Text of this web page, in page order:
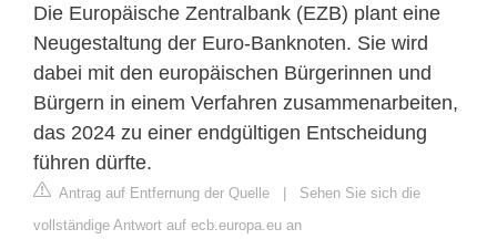
Die Europäische Zentralbank (EZB) plant eine
Neugestaltung der Euro-Banknoten. Sie wird
dabei mit den europäischen Bürgerinnen und
Bürgern in einem Verfahren zusammenarbeiten,
das 2024 zu einer endgültigen Entscheidung
führen dürfte.
Antrag auf Entfernung der Quelle | Sehen Sie sich die
vollständige Antwort auf ecb.europa.eu an